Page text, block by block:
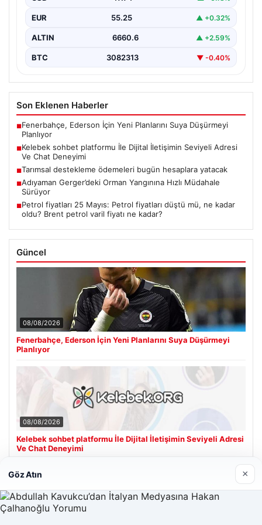
Günümüzde…
EUR 55.25 ▲ +0.32%
ALTIN 6660.6 ▲ +2.59%
BTC 3082313 ▼ -0.40%
Son Eklenen Haberler
■Fenerbahçe, Ederson İçin Yeni Planlarını Suya Düşürmeyi
Planlıyor
■Kelebek sohbet platformu İle Dijital İletişimin Seviyeli Adresi
Ve Chat Deneyimi
■Tarımsal destekleme ödemeleri bugün hesaplara yatacak
■Adıyaman Gerger’deki Orman Yangınına Hızlı Müdahale
Sürüyor
■Petrol fiyatları 25 Mayıs: Petrol fiyatları düştü mü, ne kadar
oldu? Brent petrol varil fiyatı ne kadar?
Güncel
08/08/2026
Fenerbahçe, Ederson İçin Yeni Planlarını Suya Düşürmeyi
Planlıyor
08/08/2026
Kelebek sohbet platformu İle Dijital İletişimin Seviyeli Adresi
Ve Chat Deneyimi
Son Eklenen Firmalar
Göz Atın ×